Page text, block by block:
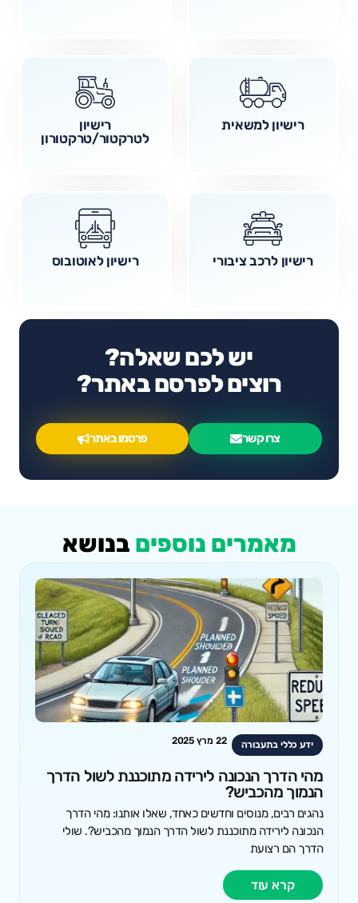
רישיון למשאית
רישיון
לטרקטור/טרקטורון
רישיון לרכב ציבורי רישיון לאוטובוס
יש לכם שאלה?
רוצים לפרסם באתר?
צרו קשר פרסמו באתר
מאמרים נוספים בנושא
ידע כללי בתעבורה 22 מרץ 2025
מהי הדרך הנכונה לירידה מתוכננת לשול הדרך
הנמוך מהכביש?
נהגים רבים, מנוסים וחדשים כאחד, שאלו אותנו: מהי הדרך
הנכונה לירידה מתוכננת לשול הדרך הנמוך מהכביש?. שולי
הדרך הם רצועת
קרא עוד